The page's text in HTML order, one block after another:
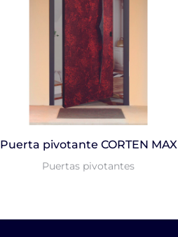
Puerta pivotante CORTEN MAX
Puertas pivotantes